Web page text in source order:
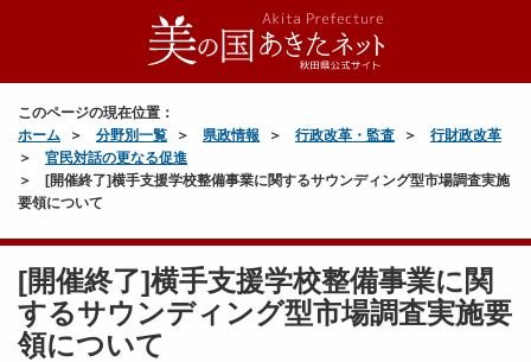
このページの現在位置：
ホーム
分野別一覧 県政情報 行政改革・監査
行財政改革
官民対話の更なる促進
[開催終了]横手支援学校整備事業に関するサウンディング型市場調査実施
要領について
[開催終了]横手支援学校整備事業に関
するサウンディング型市場調査実施要
領について